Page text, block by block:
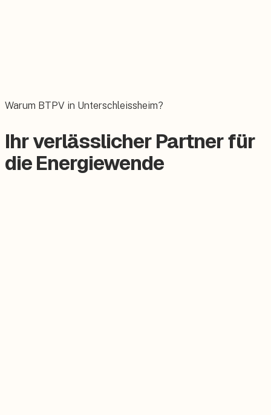
Warum BTPV in Unterschleissheim?
Ihr verlässlicher Partner für
die Energiewende